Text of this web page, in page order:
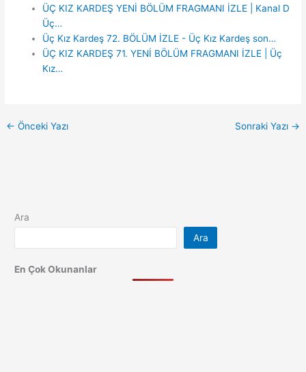
ÜÇ KIZ KARDEŞ YENİ BÖLÜM FRAGMANI İZLE | Kanal D
Üç…
Üç Kız Kardeş 72. BÖLÜM İZLE - Üç Kız Kardeş son…
ÜÇ KIZ KARDEŞ 71. YENİ BÖLÜM FRAGMANI İZLE | Üç
Kız…
← Önceki Yazı Sonraki Yazı →
Ara
Ara
En Çok Okunanlar